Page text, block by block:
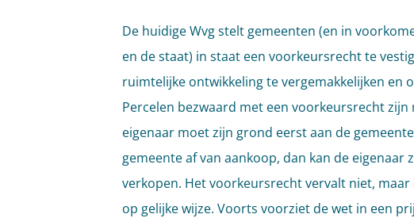
De huidige Wvg stelt gemeenten (en in
en de staat) in staat een voorkeursrecht te
ruimtelijke ontwikkeling te vergemakkelijken en
Percelen bezwaard met een voorkeursrecht
eigenaar moet zijn grond eerst aan de
gemeente af van aankoop, dan kan de eigenaar
verkopen. Het voorkeursrecht vervalt niet,
op gelijke wijze. Voorts voorziet de wet in een